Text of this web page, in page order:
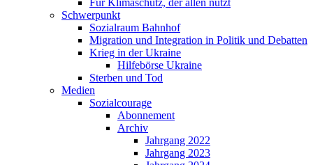
Für Klimaschutz, der allen nutzt
Schwerpunkt
Sozialraum Bahnhof
Migration und Integration in Politik und Debatten
Krieg in der Ukraine
Hilfebörse Ukraine
Sterben und Tod
Medien
Sozialcourage
Abonnement
Archiv
Jahrgang 2022
Jahrgang 2023